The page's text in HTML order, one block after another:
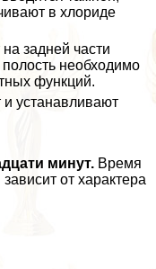
в хлориде
задней части
необходимо
функций.
устанавливают
минут. Время
от хаpaктера